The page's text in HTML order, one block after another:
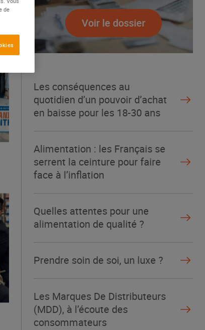
Voir le dossier
Les conséquences au
quotidien d’un pouvoir d’achat
en baisse pour les 18-30 ans
Alimentation : les Français se
serrent la ceinture pour faire
face à l’inflation
Quelles attentes pour une
alimentation de qualité ?
Prendre soin de soi, un luxe ?
Les Marques De Distributeurs
(MDD), à l’écoute des
consommateurs
de